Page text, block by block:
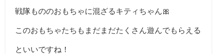
戦隊もののおもちゃに混ざるキティちゃん🎀
このおもちゃたちもまだまだたくさん遊んでもらえる
といいですね！